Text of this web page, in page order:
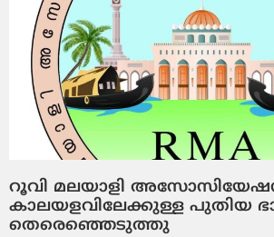
റൂവി മലയാളി അസോസിയേഷൻ
കാലയളവിലേക്കുള്ള പുതിയ
തെരെഞ്ഞെടുത്തു